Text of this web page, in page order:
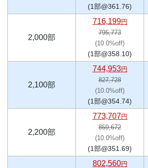
(1部@361.76)
2,000部
716,199円
795,773
(10.0%off)
(1部@358.10)
2,100部
744,953円
827,728
(10.0%off)
(1部@354.74)
2,200部
773,707円
859,672
(10.0%off)
(1部@351.69)
802,560円